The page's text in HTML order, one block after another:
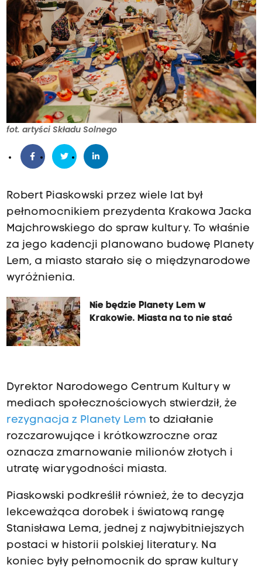
fot. artyści Składu Solnego
Robert Piaskowski przez wiele lat był
pełnomocnikiem prezydenta Krakowa Jacka
Majchrowskiego do spraw kultury. To właśnie
za jego kadencji planowano budowę Planety
Lem, a miasto starało się o międzynarodowe
wyróżnienia.
Nie będzie Planety Lem w
Krakowie. Miasta na to nie stać
Dyrektor Narodowego Centrum Kultury w
mediach społecznościowych stwierdził, że
rezygnacja z Planety Lem to działanie
rozczarowujące i krótkowzroczne oraz
oznacza zmarnowanie milionów złotych i
utratę wiarygodności miasta.
Piaskowski podkreślił również, że to decyzja
lekceważąca dorobek i światową rangę
Stanisława Lema, jednej z najwybitniejszych
postaci w historii polskiej literatury. Na
koniec były pełnomocnik do spraw kultury